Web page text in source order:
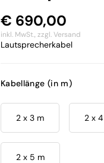
€ 690,00
inkl. MwSt.,zzgl. Versand
Lautsprecherkabel
Kabellänge (in m)
2 x 3 m 2 x
2 x 5 m